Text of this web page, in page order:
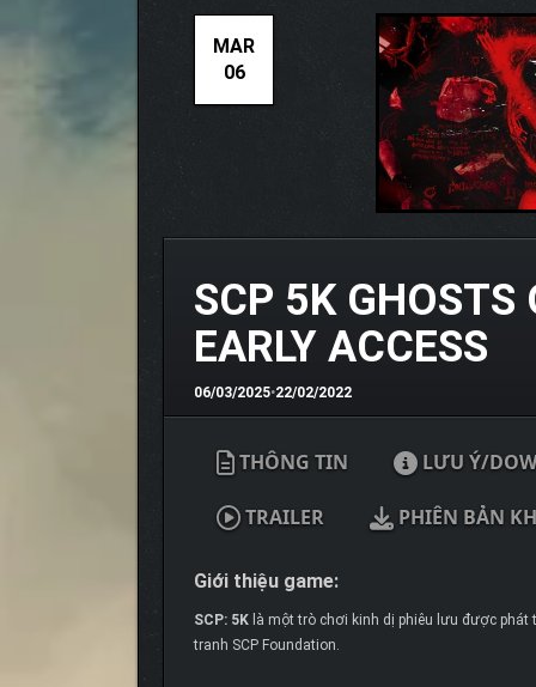
MAR
06
SCP 5K GHOSTS
EARLY ACCESS
06/03/2025•22/02/2022
THÔNG TIN LƯU Ý/
TRAILER PHIÊN BẢN
Giới thiệu game:
SCP: 5K là một trò chơi kinh dị phiêu lưu được
tranh SCP Foundation.